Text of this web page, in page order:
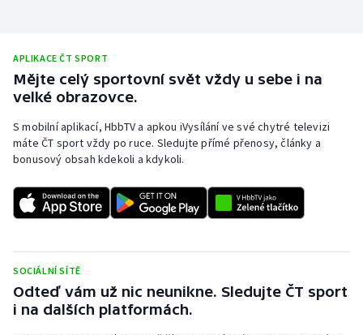
APLIKACE ČT SPORT
Mějte celý sportovní svět vždy u sebe i na
velké obrazovce.
S mobilní aplikací, HbbTV a apkou iVysílání ve své chytré televizi
máte ČT sport vždy po ruce. Sledujte přímé přenosy, články a
bonusový obsah kdekoli a kdykoli.
SOCIÁLNÍ SÍTĚ
Odteď vám už nic neunikne. Sledujte ČT sport
i na dalších platformách.